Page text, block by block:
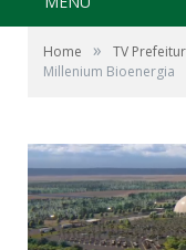
Home » TV
Millenium Bioenergia